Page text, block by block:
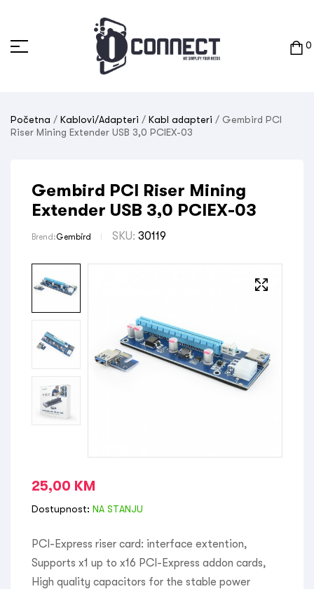
0
Početna / Kablovi/Adapteri / Kabl adapteri / Gembird PCI
Riser Mining Extender USB 3,0 PCIEX-03
Gembird PCI Riser Mining
Extender USB 3,0 PCIEX-03
Brend:Gembird SKU: 30119
25,00 KM
Dostupnost: NA STANJU
PCI-Express riser card: interface extention,
Supports x1 up to x16 PCI-Express addon cards,
High quality capacitors for the stable power